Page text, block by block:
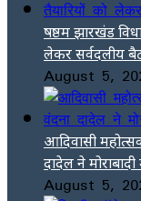
षष्ठम झारखंड
लेकर सर्वदलीय
August 5,
आदिवासी
दादेल ने
August 5,